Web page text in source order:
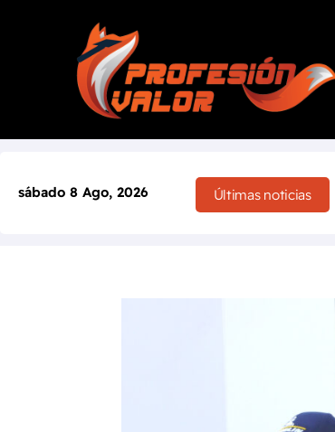
sábado 8 Ago, 2026 Últimas noticias
en casa: el Rally de Finlandia 2026